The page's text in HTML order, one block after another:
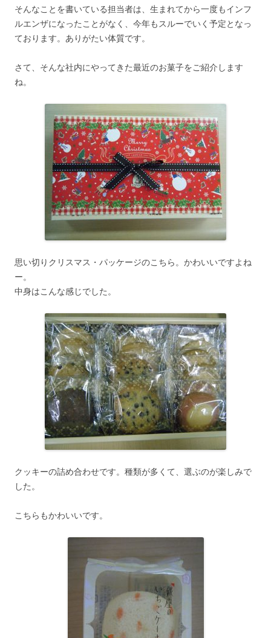
そんなことを書いている担当者は、生まれてから一度もインフ
ルエンザになったことがなく、今年もスルーでいく予定となっ
ております。ありがたい体質です。
さて、そんな社内にやってきた最近のお菓子をご紹介します
ね。
思い切りクリスマス・パッケージのこちら。かわいいですよね
ー。
中身はこんな感じでした。
クッキーの詰め合わせです。種類が多くて、選ぶのが楽しみで
した。
こちらもかわいいです。